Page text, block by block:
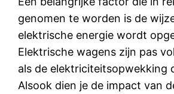
genomen te worden is de
elektrische energie wordt
Elektrische wagens zijn pas
als de elektriciteitsopwekking
Alsook dien je de impact van